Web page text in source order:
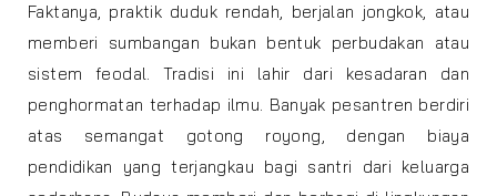
Faktanya, praktik duduk rendah, berjalan jongkok, atau
memberi sumbangan bukan bentuk perbudakan atau
sistem feodal. Tradisi ini lahir dari kesadaran dan
penghormatan terhadap ilmu. Banyak pesantren berdiri
atas semangat gotong royong, dengan biaya
pendidikan yang terjangkau bagi santri dari keluarga